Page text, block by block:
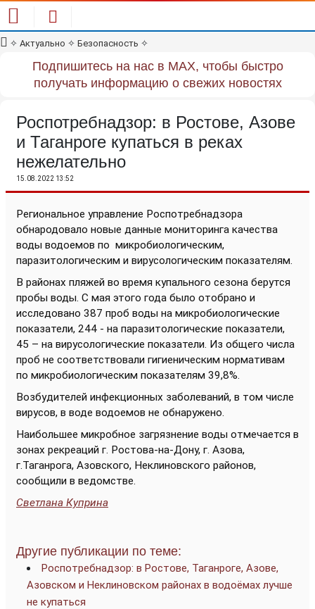
✧ Актуально ✧ Безопасность ✧
Подпишитесь на нас в MAX, чтобы быстро
получать информацию о свежих новостях
Роспотребнадзор: в Ростове, Азове
и Таганроге купаться в реках
нежелательно
15.08.2022 13:52
Региональное управление Роспотребнадзора
обнародовало новые данные мониторинга качества
воды водоемов по микробиологическим,
паразитологическим и вирусологическим показателям.
В районах пляжей во время купального сезона берутся
пробы воды. С мая этого года было отобрано и
исследовано 387 проб воды на микробиологические
показатели, 244 - на паразитологические показатели,
45 – на вирусологические показатели. Из общего числа
проб не соответствовали гигиеническим нормативам
по микробиологическим показателям 39,8%.
Возбудителей инфекционных заболеваний, в том числе
вирусов, в воде водоемов не обнаружено.
Наибольшее микробное загрязнение воды отмечается в
зонах рекреаций г. Ростова-на-Дону, г. Азова,
г.Таганрога, Азовского, Неклиновского районов,
сообщили в ведомстве.
Светлана Куприна
Другие публикации по теме:
Роспотребнадзор: в Ростове, Таганроге, Азове,
Азовском и Неклиновском районах в водоёмах лучше
не купаться